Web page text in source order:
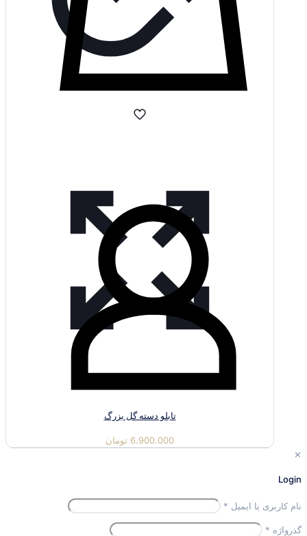
✕
Login
نام کاربری یا ایمیل * الزامی
گذرواژه * الزامی
تابلو دسته گل بزرگ
6.900.000 تومان